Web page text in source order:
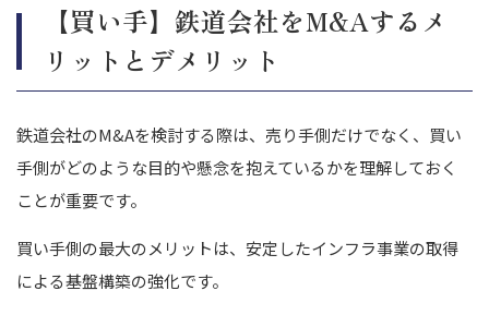
【買い手】鉄道会社をM&Aするメ
リットとデメリット
鉄道会社のM&Aを検討する際は、売り手側だけでなく、買い
手側がどのような目的や懸念を抱えているかを理解しておく
ことが重要です。
買い手側の最大のメリットは、安定したインフラ事業の取得
による基盤構築の強化です。